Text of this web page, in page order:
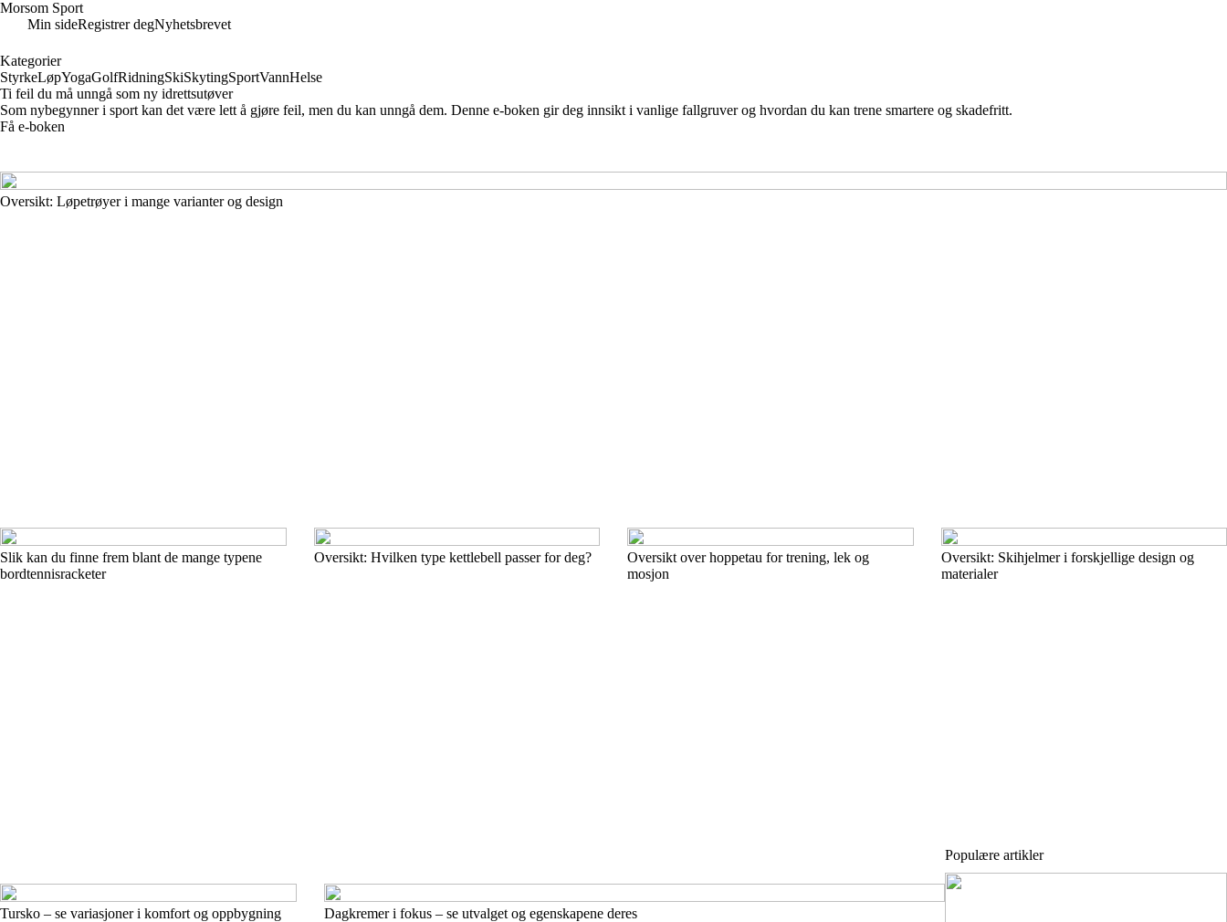
Morsom Sport
Min sideRegistrer degNyhetsbrevet
Kategorier
StyrkeLøpYogaGolfRidningSkiSkytingSportVannHelse
Ti feil du må unngå som ny idrettsutøver
Som nybegynner i sport kan det være lett å gjøre feil, men du kan unngå dem. Denne e-boken gir deg innsikt i vanlige fallgruver og hvordan du kan trene smartere og skadefritt.
Få e-boken
Oversikt: Løpetrøyer i mange varianter og design
Slik kan du finne frem blant de mange typene
bordtennisracketer
Oversikt: Hvilken type kettlebell passer for deg?
Oversikt over hoppetau for trening, lek og
mosjon
Oversikt: Skihjelmer i forskjellige design og
materialer
Tursko – se variasjoner i komfort og oppbygning Dagkremer i fokus – se utvalget og egenskapene deres
Populære artikler